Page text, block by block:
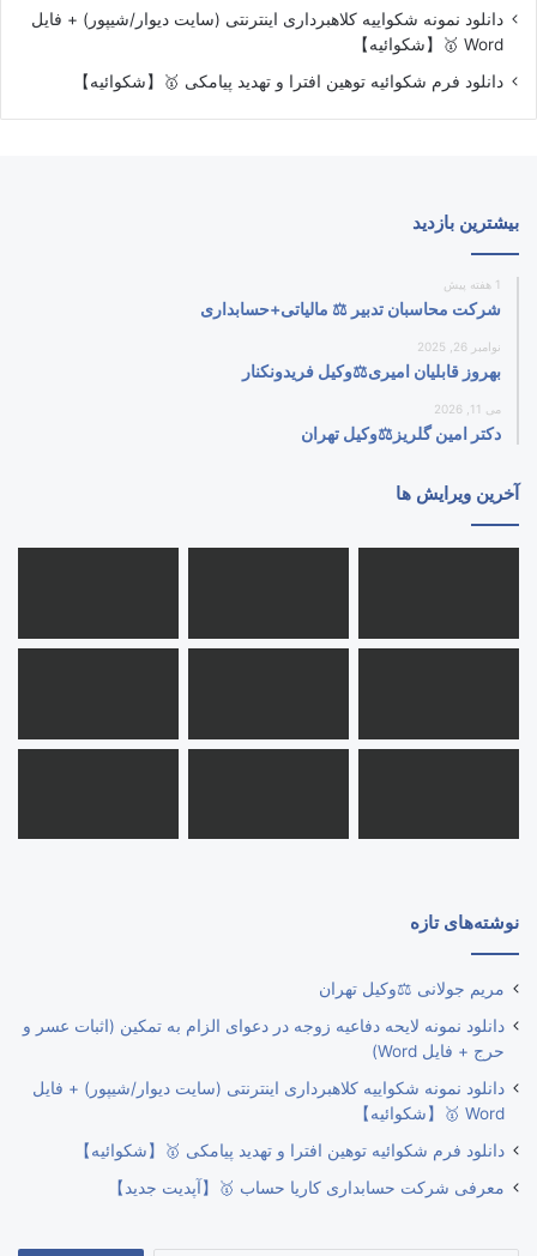
دانلود نمونه شکواییه کلاهبرداری اینترنتی (سایت دیوار/شیپور) + فایل
Word 🥇【شکوائیه】
دانلود فرم شکوائیه توهین افترا و تهدید پیامکی 🥇【شکوائیه】
بیشترین بازدید
1 هفته پیش
شرکت محاسبان تدبیر ⚖️ مالیاتی+حسابداری
نوامبر 26, 2025
بهروز قابلیان امیری⚖️وکیل فریدونکنار
می 11, 2026
دکتر امین گلریز⚖️وکیل تهران
آخرین ویرایش ها
نوشته‌های تازه
مریم جولانی ⚖️وکیل تهران
دانلود نمونه لایحه دفاعیه زوجه در دعوای الزام به تمکین (اثبات عسر و
حرج + فایل Word)
دانلود نمونه شکواییه کلاهبرداری اینترنتی (سایت دیوار/شیپور) + فایل
Word 🥇【شکوائیه】
دانلود فرم شکوائیه توهین افترا و تهدید پیامکی 🥇【شکوائیه】
معرفی شرکت حسابداری کاریا حساب 🥇【آپدیت جدید】